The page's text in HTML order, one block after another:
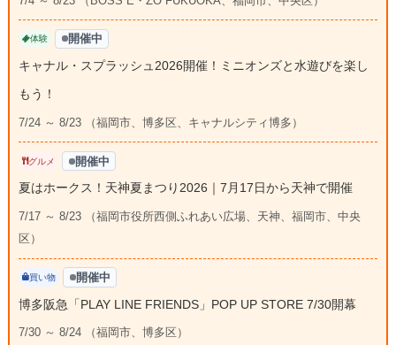
体験 開催中
キャナル・スプラッシュ2026開催！ミニオンズと水遊びを楽し
もう！
7/24 ～ 8/23 （福岡市、博多区、キャナルシティ博多）
グルメ 開催中
夏はホークス！天神夏まつり2026｜7月17日から天神で開催
7/17 ～ 8/23 （福岡市役所西側ふれあい広場、天神、福岡市、中央
区）
買い物 開催中
博多阪急「PLAY LINE FRIENDS」POP UP STORE 7/30開幕
7/30 ～ 8/24 （福岡市、博多区）